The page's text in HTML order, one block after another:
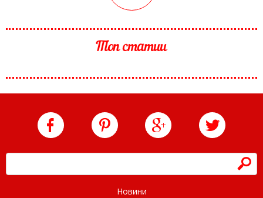
Топ статии
h
Новини